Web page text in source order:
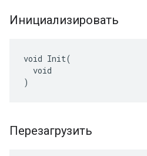
Инициализировать
void Init(
  void
)
Перезагрузить